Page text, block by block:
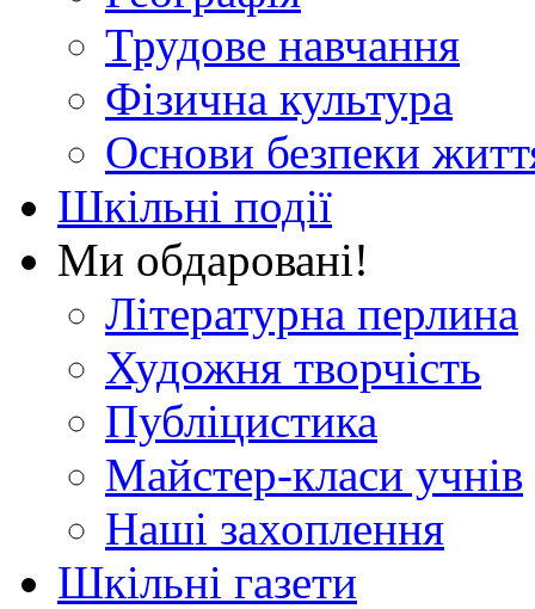
Трудове навчання
Фізична культура
Основи безпеки
Шкільні події
Ми обдаровані!
Літературна перлина
Художня творчість
Публіцистика
Майстер-класи учнів
Наші захоплення
Шкільні газети